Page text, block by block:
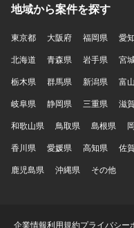
地域から案件を探す
東京都 大阪府 福岡県 愛
北海道
青森県 岩手県 宮
栃木県
群馬県 新潟県 富
岐阜県
静岡県 三重県 滋
和歌山県
鳥取県 島根県
香川県
愛媛県 高知県 佐
鹿児島県
沖縄県 その他
企業情報利用規約プライバシー